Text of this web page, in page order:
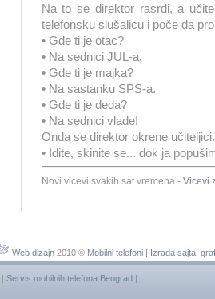
Na to se direktor rasrdi, a
telefonsku slušalicu i poče da
• Gde ti je otac?
• Na sednici JUL-a.
• Gde ti je majka?
• Na sastanku SPS-a.
• Gde ti je deda?
• Na sednici vlade!
Onda se direktor okrene
• Idite, skinite se... dok ja
Novi vicevi svakih sat vremena - Vicevi
Web dizajn 2010 © Mobilni telefoni | Izrada sajta
| Servis mobilnih telefona Beograd |